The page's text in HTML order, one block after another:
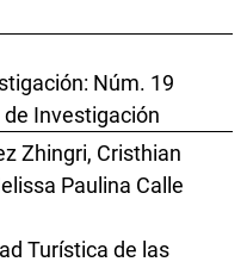
Núm. 19
de Investigación
Zhingri, Cristhian
Paulina Calle
Turística de las